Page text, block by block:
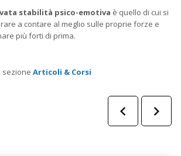
stabilità psico-emotiva è quello di cui si
a contare al meglio sulle proprie forze e
più forti di prima.
sezione Articoli & Corsi